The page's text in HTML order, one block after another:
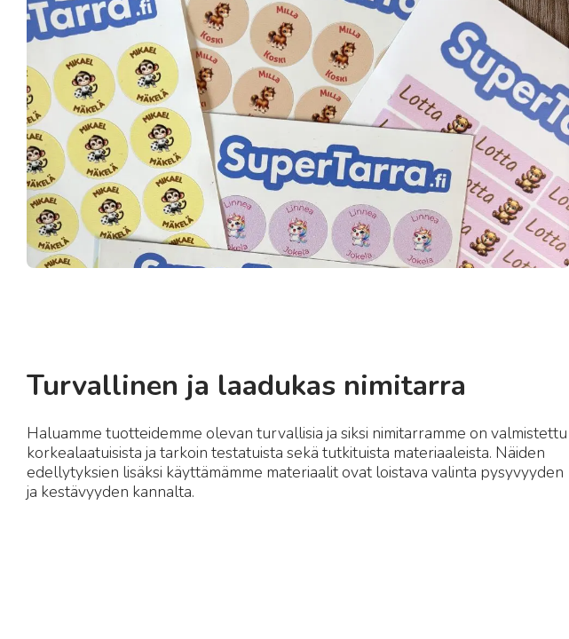
Turvallinen ja laadukas nimitarra
Haluamme tuotteidemme olevan turvallisia ja siksi nimitarramme on valmistettu
korkealaatuisista ja tarkoin testatuista sekä tutkituista materiaaleista. Näiden
edellytyksien lisäksi käyttämämme materiaalit ovat loistava valinta pysyvyyden
ja kestävyyden kannalta.